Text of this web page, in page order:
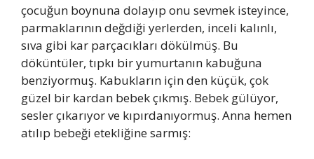
çocuğun boynuna dolayıp onu sevmek isteyince,
parmaklarının değdiği yerlerden, inceli kalınlı,
sıva gibi kar parçacıkları dökülmüş. Bu
döküntüler, tıpkı bir yumurtanın kabuğuna
benziyormuş. Kabukların için den küçük, çok
güzel bir kardan bebek çıkmış. Bebek gülüyor,
sesler çıkarıyor ve kıpırdanıyormuş. Anna hemen
atılıp bebeği etekliğine sarmış: